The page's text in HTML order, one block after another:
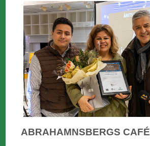
ABRAHAMNSBERGS CAFÉ